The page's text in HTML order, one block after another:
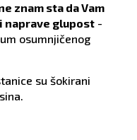
znam sta da Vam
naprave glupost -
osumnjičenog
su šokirani